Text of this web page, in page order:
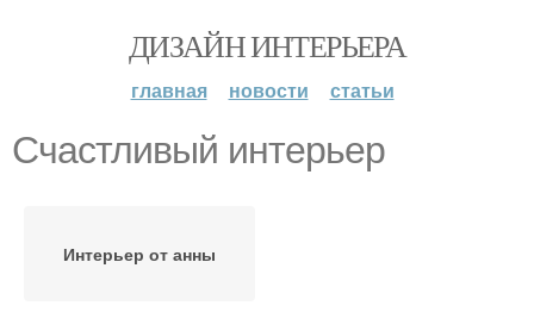
ДИЗАЙН ИНТЕРЬЕРА
главная новости статьи
Счастливый интерьер
Интерьер от анны